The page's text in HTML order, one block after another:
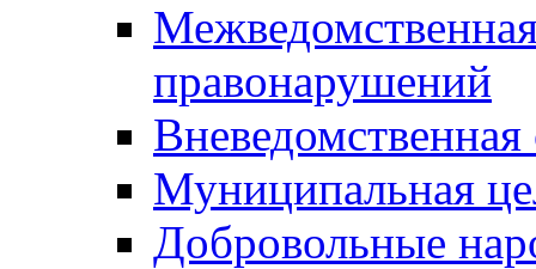
правонарушений
Вневедомственная
Муниципальная
Добровольные